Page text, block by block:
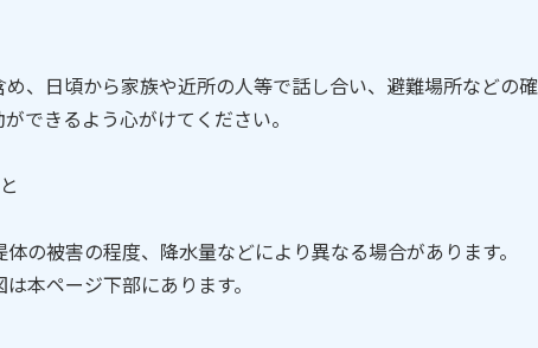
、日頃から家族や近所の人等で話し合い、避難場所などの確
できるよう心がけてください。
被害の程度、降水量などにより異なる場合があります。
本ページ下部にあります。